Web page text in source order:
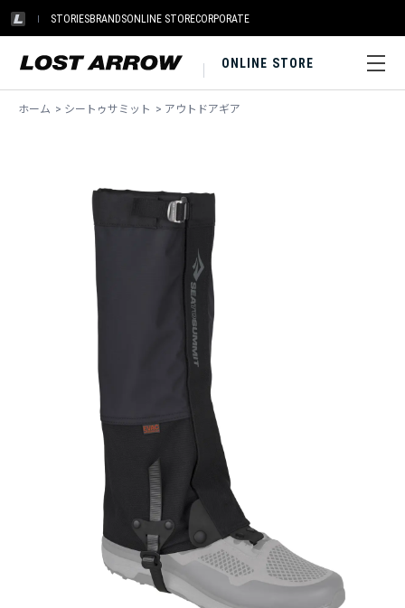
STORIESBRANDSONLINE STORECORPORATE
ONLINE STORE
ホーム > シートゥサミット > アウトドアギア